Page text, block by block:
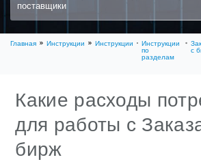
поставщики
Главная Инструкции Инструкции
Инструкции
по
разделам
с
Какие расходы
для работы с
бирж